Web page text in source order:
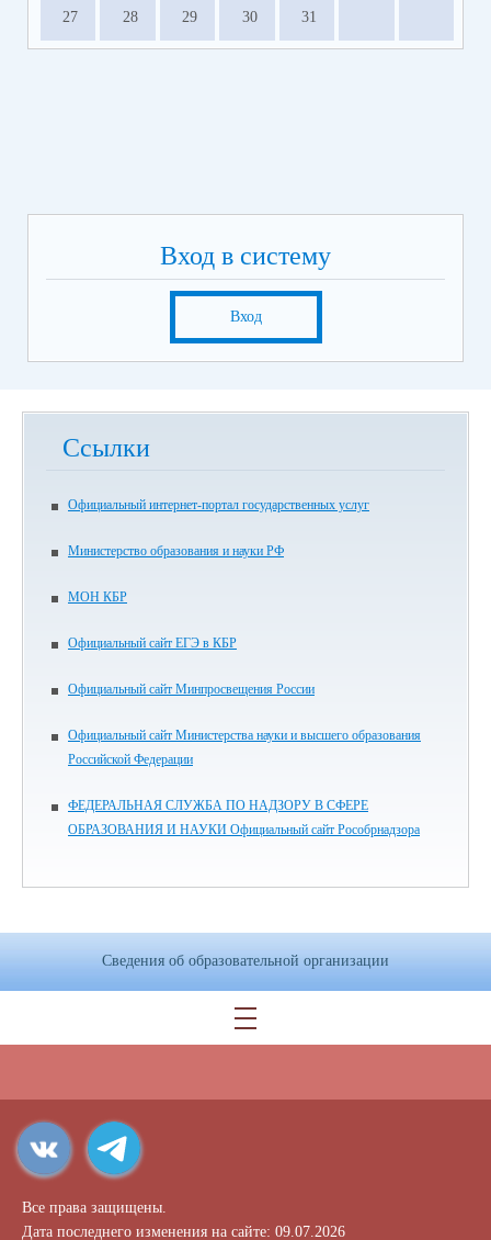
27 28 29 30 31
Вход в систему
Вход
Ссылки
Официальный интернет-портал государственных услуг
Министерство образования и науки РФ
МОН КБР
Официальный сайт ЕГЭ в КБР
Официальный сайт Минпросвещения России
Официальный сайт Министерства науки и высшего образования
Российской Федерации
ФЕДЕРАЛЬНАЯ СЛУЖБА ПО НАДЗОРУ В СФЕРЕ
ОБРАЗОВАНИЯ И НАУКИ Официальный сайт Рособрнадзора
Сведения об образовательной организации
Все права защищены.
Дата последнего изменения на сайте: 09.07.2026